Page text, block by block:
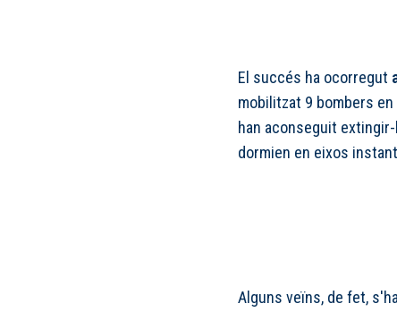
El succés ha ocorregut
mobilitzat 9 bombers
han aconseguit
dormien en eixos
Alguns veïns, de fet,